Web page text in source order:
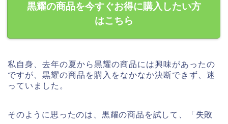
黒耀の商品を今すぐお得に購入したい方
はこちら
私自身、去年の夏から黒耀の商品には興味があったの
ですが、黒耀の商品を購入をなかなか決断できず、迷
っていました。
そのように思ったのは、黒耀の商品を試して、「失敗